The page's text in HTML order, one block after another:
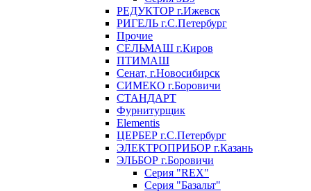
РЕДУКТОР г.Ижевск
РИГЕЛЬ г.С.Петербург
Прочие
СЕЛЬМАШ г.Киров
ПТИМАШ
Сенат, г.Новосибирск
СИМЕКО г.Боровичи
СТАНДАРТ
Фурнитурщик
Elementis
ЦЕРБЕР г.С.Петербург
ЭЛЕКТРОПРИБОР г.Казань
ЭЛЬБОР г.Боровичи
Серия "REX"
Серия "Базальт"